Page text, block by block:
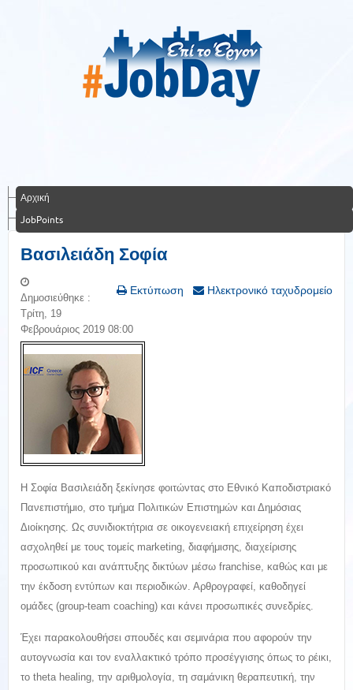
Αρχική
JobPoints
Βασιλειάδη Σοφία
Εκτύπωση Ηλεκτρονικό ταχυδρομείο
Δημοσιεύθηκε :
Τρίτη, 19
Φεβρουάριος 2019 08:00
Η Σοφία Βασιλειάδη ξεκίνησε φοιτώντας στο Εθνικό Καποδιστριακό
Πανεπιστήμιο, στο τμήμα Πολιτικών Επιστημών και Δημόσιας
Διοίκησης. Ως συνιδιοκτήτρια σε οικογενειακή επιχείρηση έχει
ασχοληθεί με τους τομείς marketing, διαφήμισης, διαχείρισης
προσωπικού και ανάπτυξης δικτύων μέσω franchise, καθώς και με
την έκδοση εντύπων και περιοδικών. Αρθρογραφεί, καθοδηγεί
ομάδες (group-team coaching) και κάνει προσωπικές συνεδρίες.
Έχει παρακολουθήσει σπουδές και σεμινάρια που αφορούν την
αυτογνωσία και τον εναλλακτικό τρόπο προσέγγισης όπως το ρέικι,
το theta healing, την αριθμολογία, τη σαμάνικη θεραπευτική, την